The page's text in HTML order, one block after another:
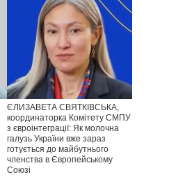
ЄЛИЗАВЕТА СВЯТКІВСЬКА,
координаторка Комітету СМПУ
з євроінтеграції: Як молочна
галузь України вже зараз
готується до майбутнього
членства в Європейському
Союзі